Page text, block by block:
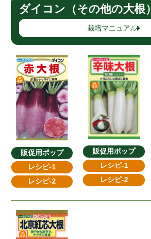
ダイコン（その他の大根）
栽培マニュアル
販促用ポップ
レシピ-1
レシピ-2
販促用ポップ
レシピ-1
レシピ-2